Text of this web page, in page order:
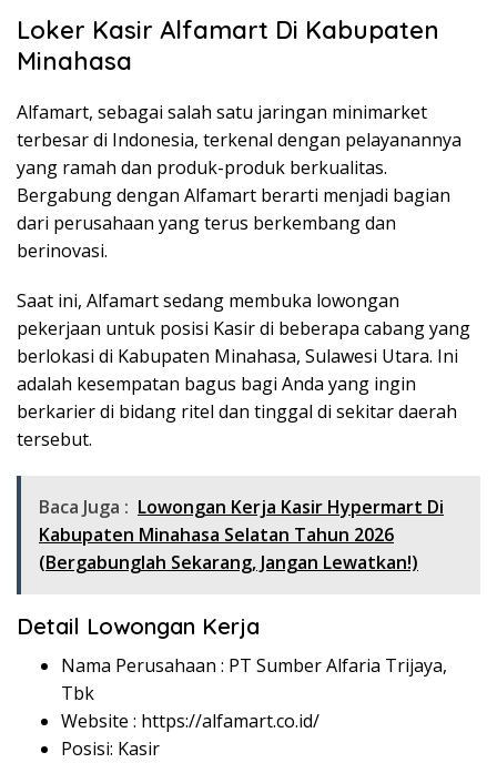
Loker Kasir Alfamart Di Kabupaten
Minahasa
Alfamart, sebagai salah satu jaringan minimarket
terbesar di Indonesia, terkenal dengan pelayanannya
yang ramah dan produk-produk berkualitas.
Bergabung dengan Alfamart berarti menjadi bagian
dari perusahaan yang terus berkembang dan
berinovasi.
Saat ini, Alfamart sedang membuka lowongan
pekerjaan untuk posisi Kasir di beberapa cabang yang
berlokasi di Kabupaten Minahasa, Sulawesi Utara. Ini
adalah kesempatan bagus bagi Anda yang ingin
berkarier di bidang ritel dan tinggal di sekitar daerah
tersebut.
Baca Juga : Lowongan Kerja Kasir Hypermart Di
Kabupaten Minahasa Selatan Tahun 2026
(Bergabunglah Sekarang, Jangan Lewatkan!)
Detail Lowongan Kerja
Nama Perusahaan : PT Sumber Alfaria Trijaya,
Tbk
Website : https://alfamart.co.id/
Posisi: Kasir